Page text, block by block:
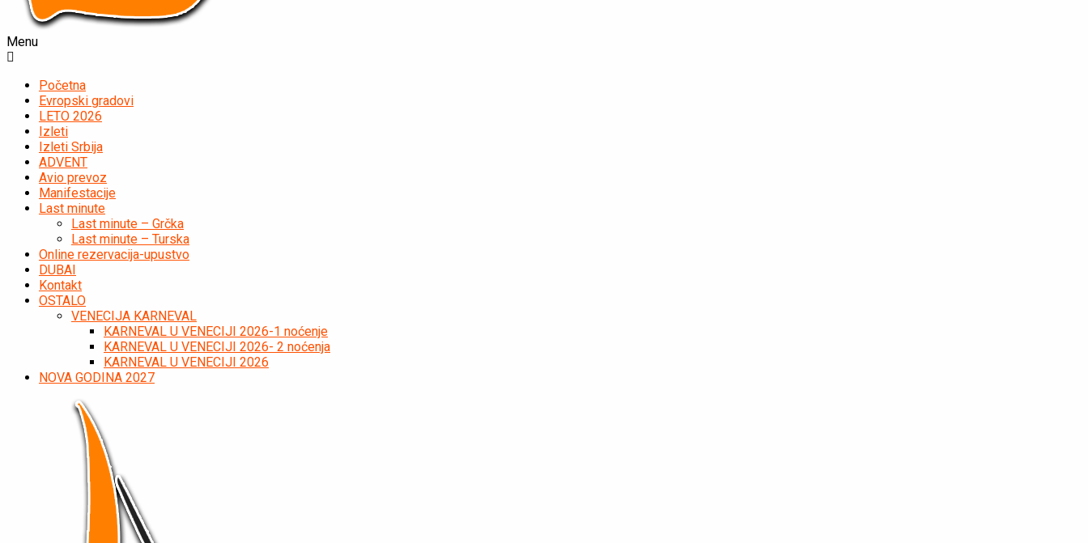
Menu
Početna
Evropski gradovi
LETO 2026
Izleti
Izleti Srbija
ADVENT
Avio prevoz
Manifestacije
Last minute
Last minute – Grčka
Last minute – Turska
Online rezervacija-upustvo
DUBAI
Kontakt
OSTALO
VENECIJA KARNEVAL
KARNEVAL U VENECIJI 2026-1 noćenje
KARNEVAL U VENECIJI 2026- 2 noćenja
KARNEVAL U VENECIJI 2026
NOVA GODINA 2027